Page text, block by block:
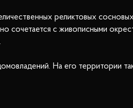
реликтовых
сочетается с живописными
На его территории
фитнес-центр с